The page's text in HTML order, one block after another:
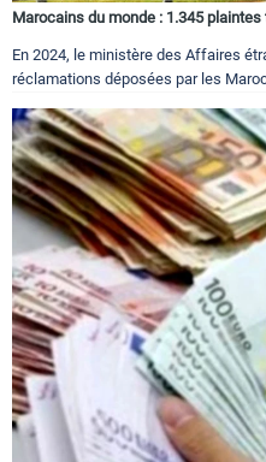
Marocains du monde : 1.345
En 2024, le ministère des Affaires
réclamations déposées par les